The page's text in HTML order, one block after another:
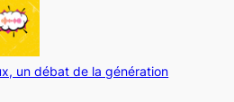
un débat de la génération